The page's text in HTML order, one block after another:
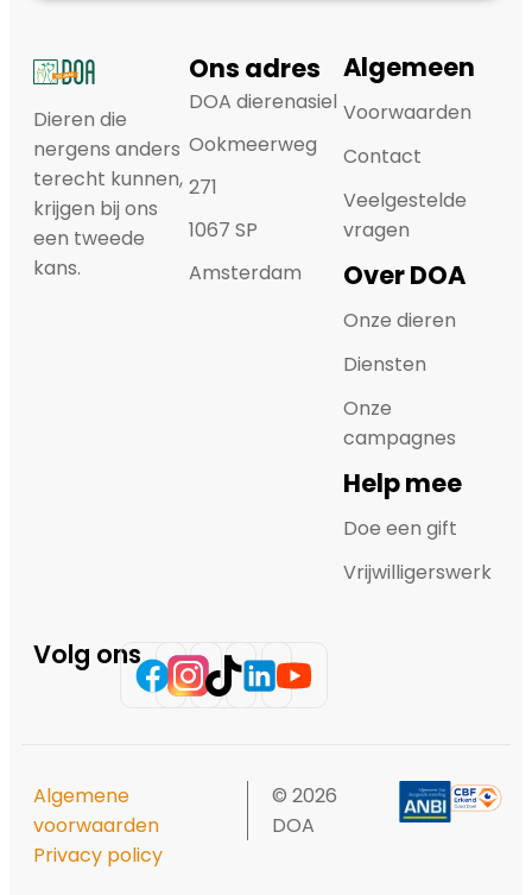
Dieren die
nergens anders
terecht kunnen,
krijgen bij ons
een tweede
kans.
Ons adres
DOA dierenasiel
Ookmeerweg
271
1067 SP
Amsterdam
Algemeen
Voorwaarden
Contact
Veelgestelde
vragen
Over DOA
Onze dieren
Diensten
Onze
campagnes
Help mee
Doe een gift
Vrijwilligerswerk
Volg ons
© 2026
DOA
Algemene
voorwaarden
Privacy policy